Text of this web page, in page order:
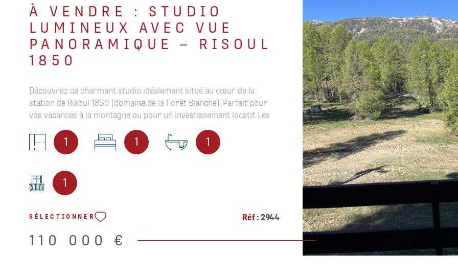
À VENDRE : STUDIO
LUMINEUX AVEC VUE
PANORAMIQUE – RISOUL
1850
Découvrez ce charmant studio idéalement situé au cœur de la
station de Risoul 1850 (domaine de la Forêt Blanche). Parfait pour
vos vacances à la montagne ou pour un investissement locatif. Les
d’un panorama exceptionnel sur les pistes et la montagne en
été depuis le balcon, exposé Sud / Ouest, baigné de lumière.
de vie : Un séjour lumineux avec une grande baie vitrée ouvrant sur
le balcon, un coin repas et deux canapés convertibles confortables.
1 1 1
1
SÉLECTIONNER Réf : 2944
110 000 €